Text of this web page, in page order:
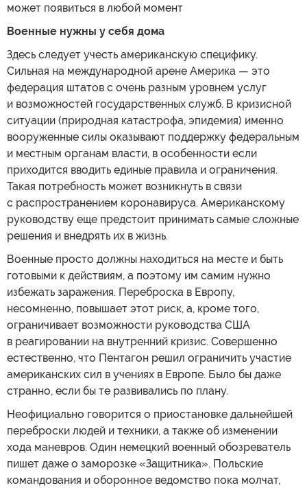
может появиться в любой момент
Военные нужны у себя дома
Здесь следует учесть американскую специфику.
Сильная на международной арене Америка — это
федерация штатов с очень разным уровнем услуг
и возможностей государственных служб. В кризисной
ситуации (природная катастрофа, эпидемия) именно
вооруженные силы оказывают поддержку федеральным
и местным органам власти, в особенности если
приходится вводить единые правила и ограничения.
Такая потребность может возникнуть в связи
с распространением коронавируса. Американскому
руководству еще предстоит принимать самые сложные
решения и внедрять их в жизнь.
Военные просто должны находиться на месте и быть
готовыми к действиям, а поэтому им самим нужно
избежать заражения. Переброска в Европу,
несомненно, повышает этот риск, а, кроме того,
ограничивает возможности руководства США
в реагировании на внутренний кризис. Совершенно
естественно, что Пентагон решил ограничить участие
американских сил в учениях в Европе. Было бы даже
странно, если бы те развивались по плану.
Неофициально говорится о приостановке дальнейшей
переброски людей и техники, а также об изменении
хода маневров. Один немецкий военный обозреватель
пишет даже о заморозке «Защитника». Польские
командования и оборонное ведомство пока молчат,